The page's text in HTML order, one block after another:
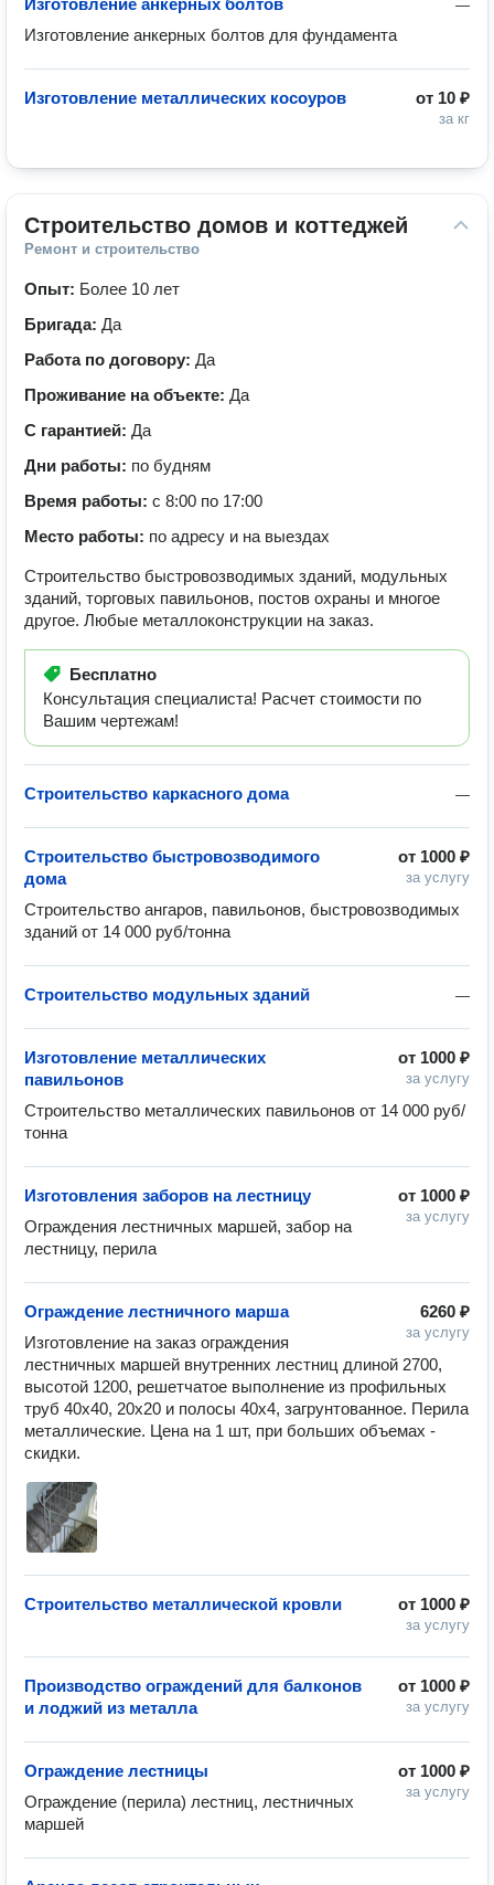
—
Изготовление анкерных болтов
Изготовление анкерных болтов для фундамента
от 10 ₽
за кг
Изготовление металлических косоуров
Строительство домов и коттеджей
Ремонт и строительство
Опыт: Более 10 лет
Бригада: Да
Работа по договору: Да
Проживание на объекте: Да
С гарантией: Да
Дни работы: по будням
Время работы: с 8:00 по 17:00
Место работы: по адресу и на выездах
Строительство быстровозводимых зданий, модульных
зданий, торговых павильонов, постов охраны и многое
другое. Любые металлоконструкции на заказ.
Бесплатно
Консультация специалиста! Расчет стоимости по
Вашим чертежам!
—
Строительство каркасного дома
от 1000 ₽
за услугу
Строительство быстровозводимого
дома
Строительство ангаров, павильонов, быстровозводимых
зданий от 14 000 руб/тонна
—
Строительство модульных зданий
от 1000 ₽
за услугу
Изготовление металлических
павильонов
Строительство металлических павильонов от 14 000 руб/
тонна
от 1000 ₽
за услугу
Изготовления заборов на лестницу
Ограждения лестничных маршей, забор на
лестницу, перила
6260 ₽
за услугу
Ограждение лестничного марша
Изготовление на заказ ограждения
лестничных маршей внутренних лестниц длиной 2700,
высотой 1200, решетчатое выполнение из профильных
труб 40х40, 20х20 и полосы 40х4, загрунтованное. Перила
металлические. Цена на 1 шт, при больших объемах -
скидки.
от 1000 ₽
за услугу
Строительство металлической кровли
от 1000 ₽
за услугу
Производство ограждений для балконов
и лоджий из металла
от 1000 ₽
за услугу
Ограждение лестницы
Ограждение (перила) лестниц, лестничных
маршей